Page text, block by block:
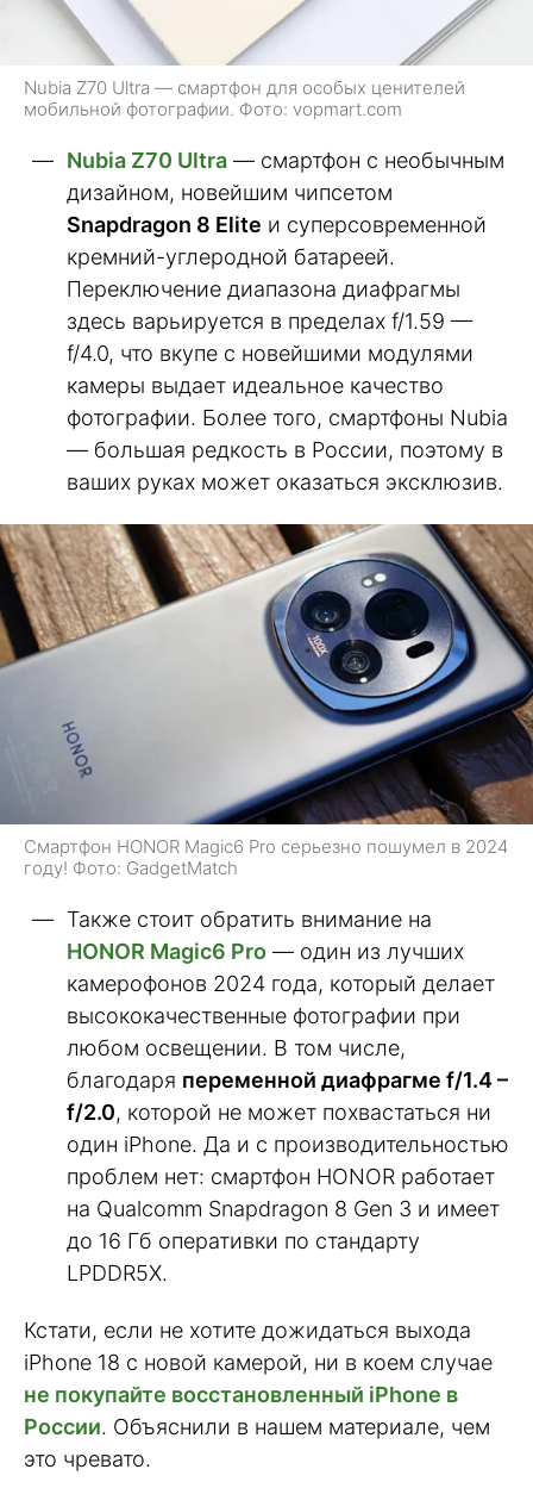
Nubia Z70 Ultra — смартфон для особых ценителей
мобильной фотографии. Фото: vopmart.com
Nubia Z70 Ultra — смартфон с необычным
дизайном, новейшим чипсетом
Snapdragon 8 Elite и суперсовременной
кремний-углеродной батареей.
Переключение диапазона диафрагмы
здесь варьируется в пределах f/1.59 —
f/4.0, что вкупе с новейшими модулями
камеры выдает идеальное качество
фотографии. Более того, смартфоны Nubia
— большая редкость в России, поэтому в
ваших руках может оказаться эксклюзив.
Смартфон HONOR Magic6 Pro серьезно пошумел в 2024
году! Фото: GadgetMatch
Также стоит обратить внимание на
HONOR Magic6 Pro — один из лучших
камерофонов 2024 года, который делает
высококачественные фотографии при
любом освещении. В том числе,
благодаря переменной диафрагме f/1.4 –
f/2.0, которой не может похвастаться ни
один iPhone. Да и с производительностью
проблем нет: смартфон HONOR работает
на Qualcomm Snapdragon 8 Gen 3 и имеет
до 16 Гб оперативки по стандарту
LPDDR5X.
Кстати, если не хотите дожидаться выхода
iPhone 18 с новой камерой, ни в коем случае
не покупайте восстановленный iPhone в
России. Объяснили в нашем материале, чем
это чревато.